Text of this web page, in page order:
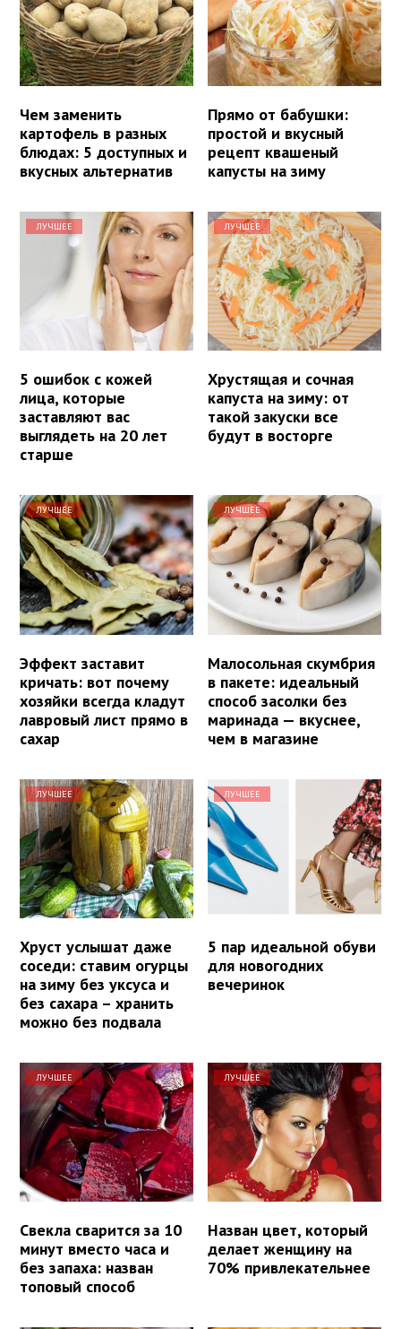
Чем заменить
картофель в разных
блюдах: 5 доступных и
вкусных альтернатив
Прямо от бабушки:
простой и вкусный
рецепт квашеный
капусты на зиму
ЛУЧШЕЕ
5 ошибок с кожей
лица, которые
заставляют вас
выглядеть на 20 лет
старше
ЛУЧШЕЕ
Хрустящая и сочная
капуста на зиму: от
такой закуски все
будут в восторге
ЛУЧШЕЕ
Эффект заставит
кричать: вот почему
хозяйки всегда кладут
лавровый лист прямо в
сахар
ЛУЧШЕЕ
Малосольная скумбрия
в пакете: идеальный
способ засолки без
маринада — вкуснее,
чем в магазине
ЛУЧШЕЕ
Хруст услышат даже
соседи: ставим огурцы
на зиму без уксуса и
без сахара – хранить
можно без подвала
ЛУЧШЕЕ
5 пар идеальной обуви
для новогодних
вечеринок
ЛУЧШЕЕ
Свекла сварится за 10
минут вместо часа и
без запаха: назван
топовый способ
ЛУЧШЕЕ
Назван цвет, который
делает женщину на
70% привлекательнее